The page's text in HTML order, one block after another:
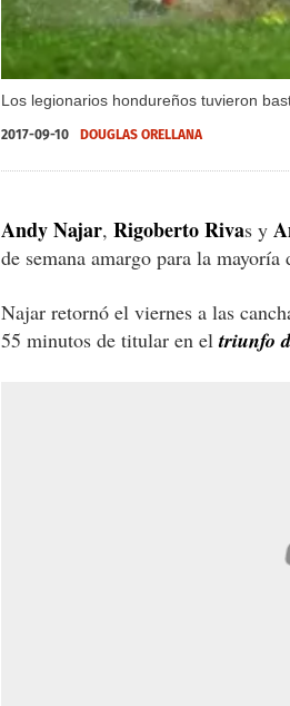
Los legionarios hondureños tuvieron
2017-09-10 DOUGLAS ORELLANA
Andy Najar, Rigoberto Rivas y
de semana amargo para la
Najar retornó el viernes a las
55 minutos de titular en eltriunfo